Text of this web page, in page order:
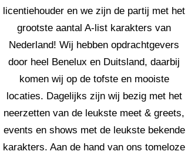
licentiehouder en we zijn de partij met het
grootste aantal A-list karakters van
Nederland! Wij hebben opdrachtgevers
door heel Benelux en Duitsland, daarbij
komen wij opde tofste en mooiste
locaties. Dagelijks zijn wij bezig met het
neerzetten van de leukste meet & greets,
events en shows met de leukste bekende
karakters. Aan de hand van ons tomeloze